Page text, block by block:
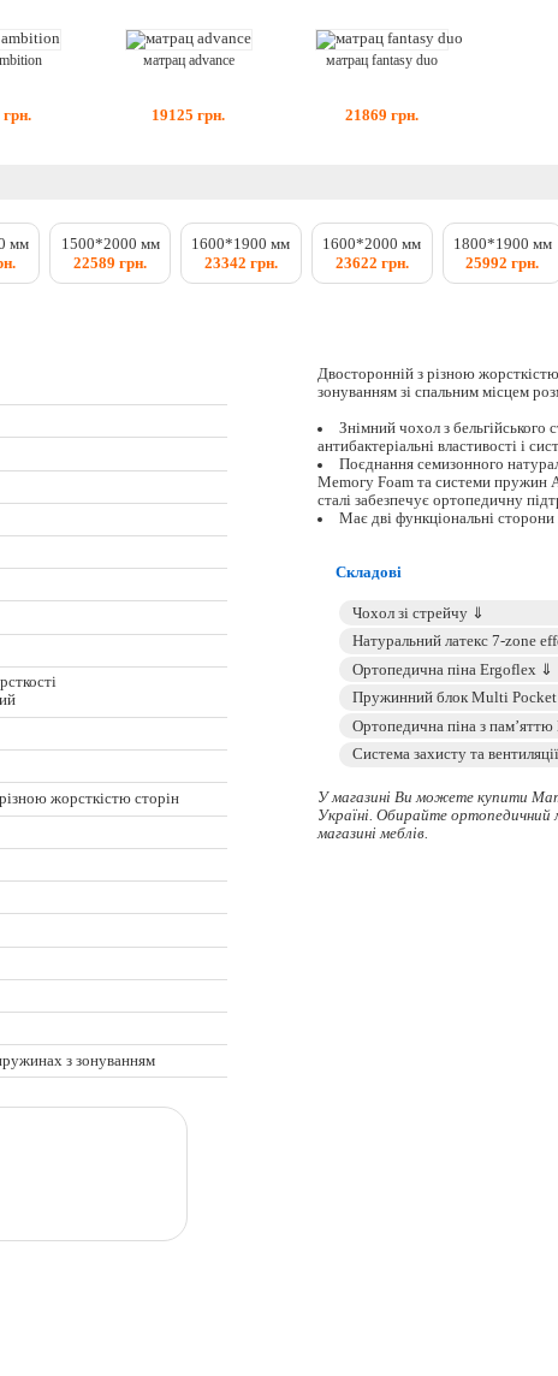
грн.
матрац advance
19125 грн.
матрац fantasy duo
21869 грн.
мм
1500*2000 мм
22589 грн.
1600*1900 мм
23342 грн.
1600*2000 мм
23622 грн.
1800*1900 мм
25992 грн.
жорсткістю сторін
з зонуванням
Двосторонній з різною
зонуванням зі спальним місцем
Знімний чохол з бельгійського
антибактеріальні властивості і
Поєднання семизонного
Меmогу Foam та системи пружин
сталі забезпечує ортопедичну
Має дві функціональні
Складові
У магазині Ви можете купити
Україні. Обирайте
магазині меблів.